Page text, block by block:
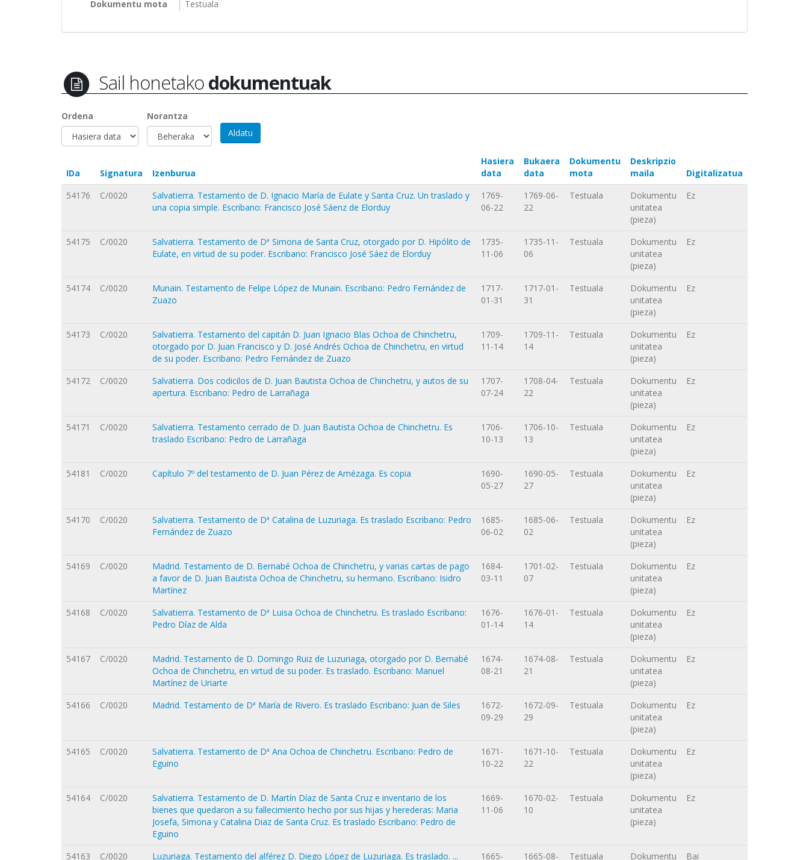
Dokumentu mota
Testuala
Sail honetakodokumentuak
Ordena Norantza
IDa Signatura Izenburua
Hasiera
data
Bukaera
data
Dokumentu
mota
Deskripzio
maila
Digitalizatua
54176
C/0020
Salvatierra. Testamento de D. Ignacio María de Eulate y Santa Cruz. Un traslado y
una copia simple. Escribano: Francisco José Sáenz de Elorduy
1769-
06-22
1769-06-
22
Testuala
Dokumentu
unitatea
(pieza)
Ez
54175 C/0020
Salvatierra. Testamento de Dª Simona de Santa Cruz, otorgado por D. Hipólito de
Eulate, en virtud de su poder. Escribano: Francisco José Sáez de Elorduy
1735-
11-06
1735-11-
06
Testuala
Dokumentu
unitatea
(pieza)
Ez
54174 C/0020
Munain. Testamento de Felipe López de Munain. Escribano: Pedro Fernández de
Zuazo
1717-
01-31
1717-01-
31
Testuala
Dokumentu
unitatea
(pieza)
Ez
54173 C/0020
Salvatierra. Testamento del capitán D. Juan Ignacio Blas Ochoa de Chinchetru,
otorgado por D. Juan Francisco y D. José Andrés Ochoa de Chinchetru, en virtud
de su poder. Escribano: Pedro Fernández de Zuazo
1709-
11-14
1709-11-
14
Testuala
Dokumentu
unitatea
(pieza)
Ez
54172 C/0020
Salvatierra. Dos codicilos de D. Juan Bautista Ochoa de Chinchetru, y autos de su
apertura. Escribano: Pedro de Larrañaga
1707-
07-24
1708-04-
22
Testuala
Dokumentu
unitatea
(pieza)
Ez
54171 C/0020
Salvatierra. Testamento cerrado de D. Juan Bautista Ochoa de Chinchetru. Es
traslado Escribano: Pedro de Larrañaga
1706-
10-13
1706-10-
13
Testuala
Dokumentu
unitatea
(pieza)
Ez
54181 C/0020 Capítulo 7º del testamento de D. Juan Pérez de Amézaga. Es copia
1690-
05-27
1690-05-
27
Testuala
Dokumentu
unitatea
(pieza)
Ez
54170 C/0020
Salvatierra. Testamento de Dª Catalina de Luzuriaga. Es traslado Escribano: Pedro
Fernández de Zuazo
1685-
06-02
1685-06-
02
Testuala
Dokumentu
unitatea
(pieza)
Ez
54169 C/0020
Madrid. Testamento de D. Bernabé Ochoa de Chinchetru, y varias cartas de pago
a favor de D. Juan Bautista Ochoa de Chinchetru, su hermano. Escribano: Isidro
Martínez
1684-
03-11
1701-02-
07
Testuala
Dokumentu
unitatea
(pieza)
Ez
54168 C/0020
Salvatierra. Testamento de Dª Luisa Ochoa de Chinchetru. Es traslado Escribano:
Pedro Díaz de Alda
1676-
01-14
1676-01-
14
Testuala
Dokumentu
unitatea
(pieza)
Ez
54167 C/0020
Madrid. Testamento de D. Domingo Ruiz de Luzuriaga, otorgado por D. Bernabé
Ochoa de Chinchetru, en virtud de su poder. Es traslado. Escribano: Manuel
Martínez de Uriarte
1674-
08-21
1674-08-
21
Testuala
Dokumentu
unitatea
(pieza)
Ez
54166 C/0020 Madrid. Testamento de Dª María de Rivero. Es traslado Escribano: Juan de Siles
1672-
09-29
1672-09-
29
Testuala
Dokumentu
unitatea
(pieza)
Ez
54165 C/0020
Salvatierra. Testamento de Dª Ana Ochoa de Chinchetru. Escribano: Pedro de
Eguino
1671-
10-22
1671-10-
22
Testuala
Dokumentu
unitatea
(pieza)
Ez
54164 C/0020
Salvatierra. Testamento de D. Martín Díaz de Santa Cruz e inventario de los
bienes que quedaron a su fallecimiento hecho por sus hijas y herederas: Maria
Josefa, Simona y Catalina Diaz de Santa Cruz. Es traslado Escribano: Pedro de
Eguino
1669-
11-06
1670-02-
10
Testuala
Dokumentu
unitatea
(pieza)
Ez
54163 C/0020 Luzuriaga. Testamento del alférez D. Diego López de Luzuriaga. Es traslado. ...
1665-
1665-08-
Testuala
Dokumentu
Bai